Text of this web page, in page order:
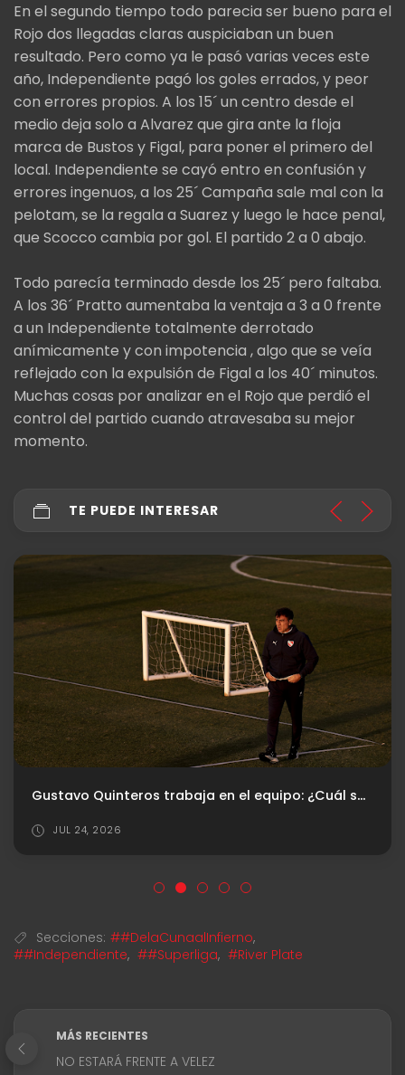
En el segundo tiempo todo parecia ser bueno para el
Rojo dos llegadas claras auspiciaban un buen
resultado. Pero como ya le pasó varias veces este
año, Independiente pagó los goles errados, y peor
con errores propios. A los 15´ un centro desde el
medio deja solo a Alvarez que gira ante la floja
marca de Bustos y Figal, para poner el primero del
local. Independiente se cayó entro en confusión y
errores ingenuos, a los 25´ Campaña sale mal con la
pelotam, se la regala a Suarez y luego le hace penal,
que Scocco cambia por gol. El partido 2 a 0 abajo.
Todo parecía terminado desde los 25´ pero faltaba.
A los 36´ Pratto aumentaba la ventaja a 3 a 0 frente
a un Independiente totalmente derrotado
anímicamente y con impotencia , algo que se veía
reflejado con la expulsión de Figal a los 40´ minutos.
Muchas cosas por analizar en el Rojo que perdió el
control del partido cuando atravesaba su mejor
momento.
TE PUEDE INTERESAR
Gustavo Quinteros trabaja en el equipo: ¿Cuál será el XI para el debut?
JUL 24, 2026
Secciones: ##DelaCunaalInfierno,
##Independiente, ##Superliga, #River Plate
MÁS RECIENTES
NO ESTARÁ FRENTE A VELEZ